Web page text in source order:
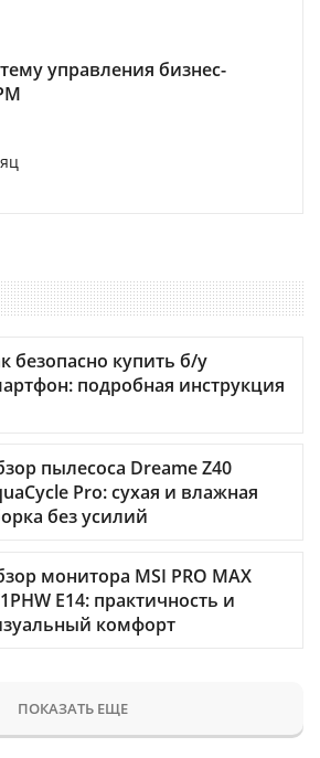
управления бизнес-
безопасно купить б/у
подробная инструкция
пылесоса Dreame Z40
Pro: сухая и влажная
без усилий
монитора MSI PRO MAX
E14: практичность и
комфорт
ПОКАЗАТЬ ЕЩЕ